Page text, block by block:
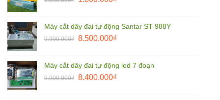
1.850.000₫.là:
1.800.000₫.
Máy cắt dây đai tự động Santar ST-988Y
9.900.000₫ Giá
9.900.000₫.
8.500.000₫Giá
là:
8.500.000₫.
Máy cắt dây đai tự động led 7 đoạn
9.900.000₫ Giá
8.400.000₫Giá